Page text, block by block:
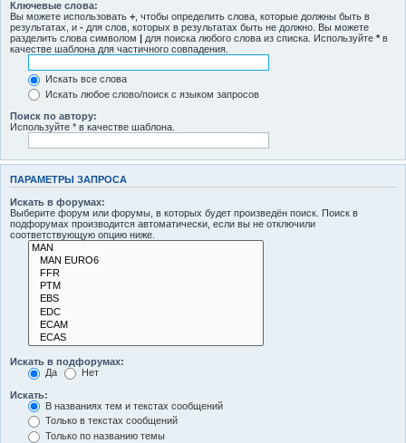
Ключевые слова:
Вы можете использовать + , чтобы определить слова, которые должны быть в
результатах, и - для слов, которых в результатах быть не должно. Вы можете
разделить слова символом | для поиска любого слова из списка. Используйте * в
качестве шаблона для частичного совпадения.
Искать все слова
Искать любое слово/поиск с языком запросов
Поиск по автору:
Используйте * в качестве шаблона.
ПАРАМЕТРЫ ЗАПРОСА
Искать в форумах:
Выберите форум или форумы, в которых будет произведён поиск. Поиск в
подфорумах производится автоматически, если вы не отключили
соответствующую опцию ниже.
Искать в подфорумах:
Да
Нет
Искать:
В названиях тем и текстах сообщений
Только в текстах сообщений
Только по названию темы